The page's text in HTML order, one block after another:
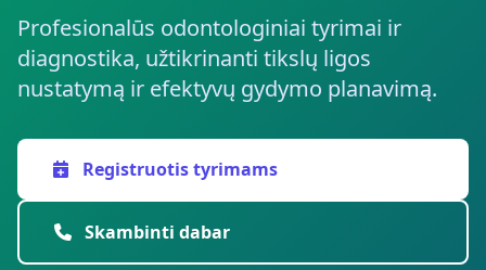
Profesionalūs odontologiniai tyrimai ir
diagnostika, užtikrinanti tikslų ligos
nustatymą ir efektyvų gydymo planavimą.
Registruotis tyrimams
Skambinti dabar